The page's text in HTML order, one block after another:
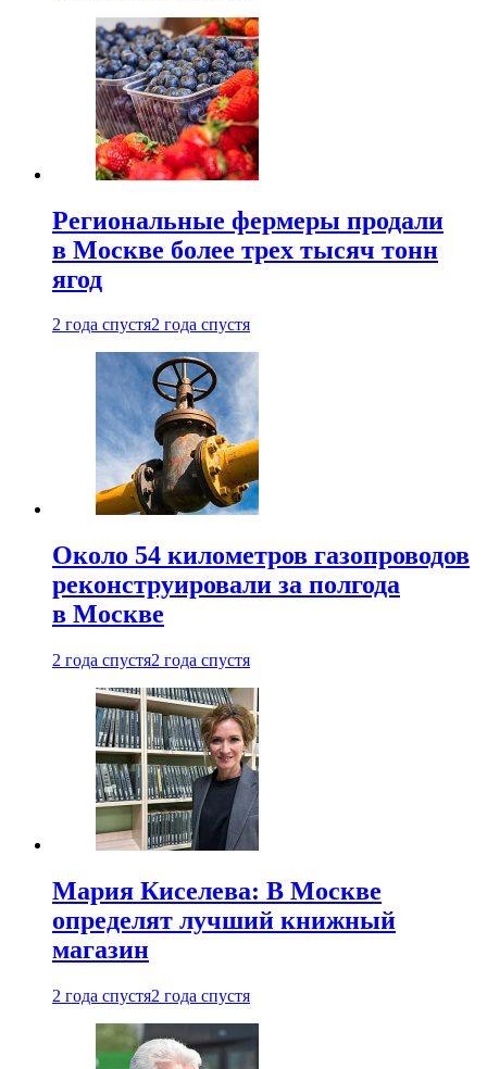
Региональные фермеры продали
в Москве более трех тысяч тонн
ягод
2 года спустя2 года спустя
Около 54 километров газопроводов
реконструировали за полгода
в Москве
2 года спустя2 года спустя
Мария Киселева: В Москве
определят лучший книжный
магазин
2 года спустя2 года спустя